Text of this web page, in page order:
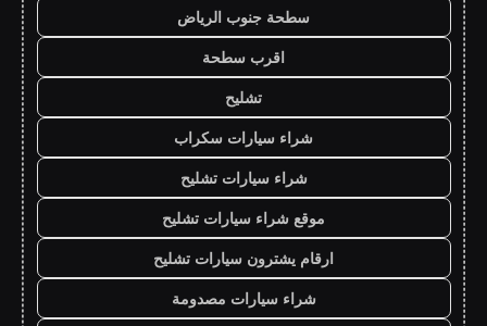
سطحة جنوب الرياض
اقرب سطحة
تشليح
شراء سيارات سكراب
شراء سيارات تشليح
موقع شراء سيارات تشليح
ارقام يشترون سيارات تشليح
شراء سيارات مصدومة